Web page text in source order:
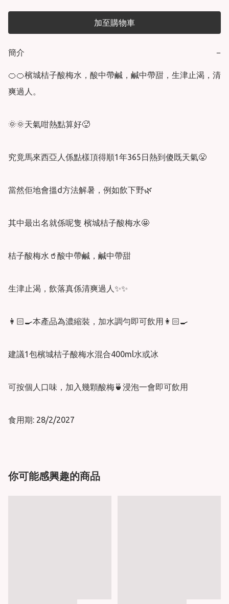
加至購物車
簡介 −
🍊🍊檳城桔子酸梅水，酸中帶鹹，鹹中帶甜，生津止渴，清
爽過人。
🌞🌞天氣咁熱點算好🥵
究竟馬來西亞人係點樣頂得順1年365日熱到傻既天氣😤
當然佢地會搵d方法解暑，例如飲下野🌿
其中最出名就係呢隻 檳城桔子酸梅水🤩
桔子酸梅水🥤酸中帶鹹，鹹中帶甜
生津止渴，飲落真係清爽過人✨✨
👩🏻‍🍳本產品為濃縮裝，加水調勻即可飲用👩🏻‍🍳
建議1包檳城桔子酸梅水混合400ml水或冰
可按個人口味，加入幾顆酸梅🍵浸泡一會即可飲用
食用期: 28/2/2027
你可能感興趣的商品